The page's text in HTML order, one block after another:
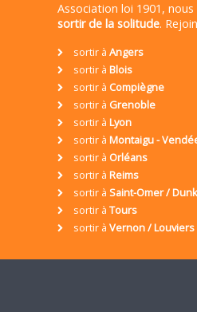
Association loi 1901,
sortir de la solitude.
sortir à Angers
sortir à Blois
sortir à Compiègne
sortir à Grenoble
sortir à Lyon
sortir à Montaigu -
sortir à Orléans
sortir à Reims
sortir à Saint-Omer /
sortir à Tours
sortir à Vernon / Louviers